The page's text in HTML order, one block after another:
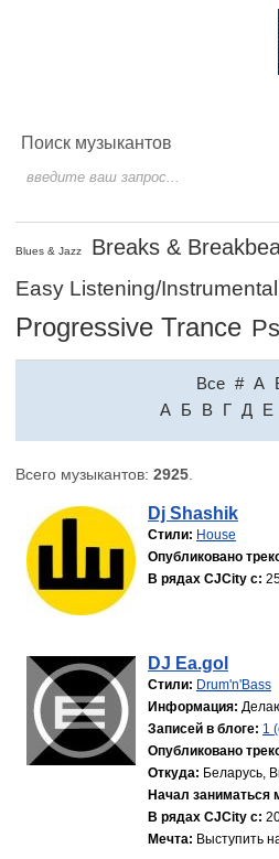
Поиск музыкантов
Blues & Jazz Breaks &
Easy Listening/Instrumental
Progressive Trance
Все # A
A Б В Г Д Е
Всего музыкантов: 2925
Dj Shashik
Стили: House
Опубликовано
В рядах CJCity с:
DJ Ea.gol
Стили: Drum'n'Bass
Информация:
Записей в блоге: 1
Опубликовано
Откуда: Беларусь,
Начал заниматься
В рядах CJCity с:
Мечта: Выступить